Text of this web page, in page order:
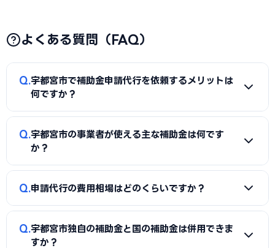
よくある質問（FAQ）
Q 宇都宮市で補助金申請代行を依頼するメリットは
何ですか？
A
補助金は事業計画書の完成度で採択率が大きく変わりま
す。申請代行を使うことで、加点項目を押さえた計画書の作
択後の実績報告まで一貫してサポートを受けられます。本業に
集中しながら採択の可能性を高められる点が最大のメリット
Q 宇都宮市の事業者が使える主な補助金は何です
か？
A
国の「ものづくり補助金」「IT導入補助金」「小規模事
投資補助金」に加え、宇都宮市独自の補助金・助成金が活用
できます。詳しくは本記事の「宇都宮市独自の補助金制度」
「国の主要補助金」の各セクションをご覧ください。
Q 申請代行の費用相場はどのくらいですか？
A
一般的に「着手金（無料〜数万円）＋成功報酬（採択額
の10〜15%程度）」の体系が多く、完全成功報酬型の事務所
Q 宇都宮市独自の補助金と国の補助金は併用できま
すか？